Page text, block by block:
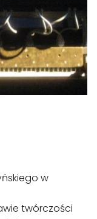
w
twórczości